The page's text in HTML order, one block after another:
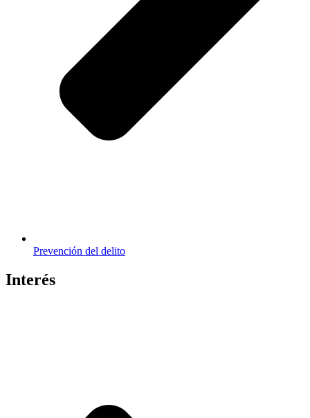
Prevención del delito
Interés